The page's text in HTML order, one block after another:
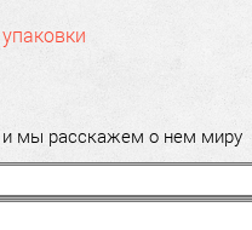
и мы расскажем о нем миру